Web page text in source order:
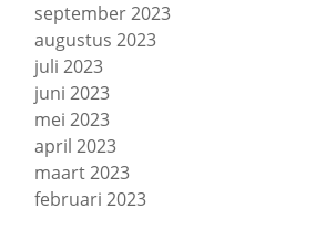
september 2023
augustus 2023
juli 2023
juni 2023
mei 2023
april 2023
maart 2023
februari 2023